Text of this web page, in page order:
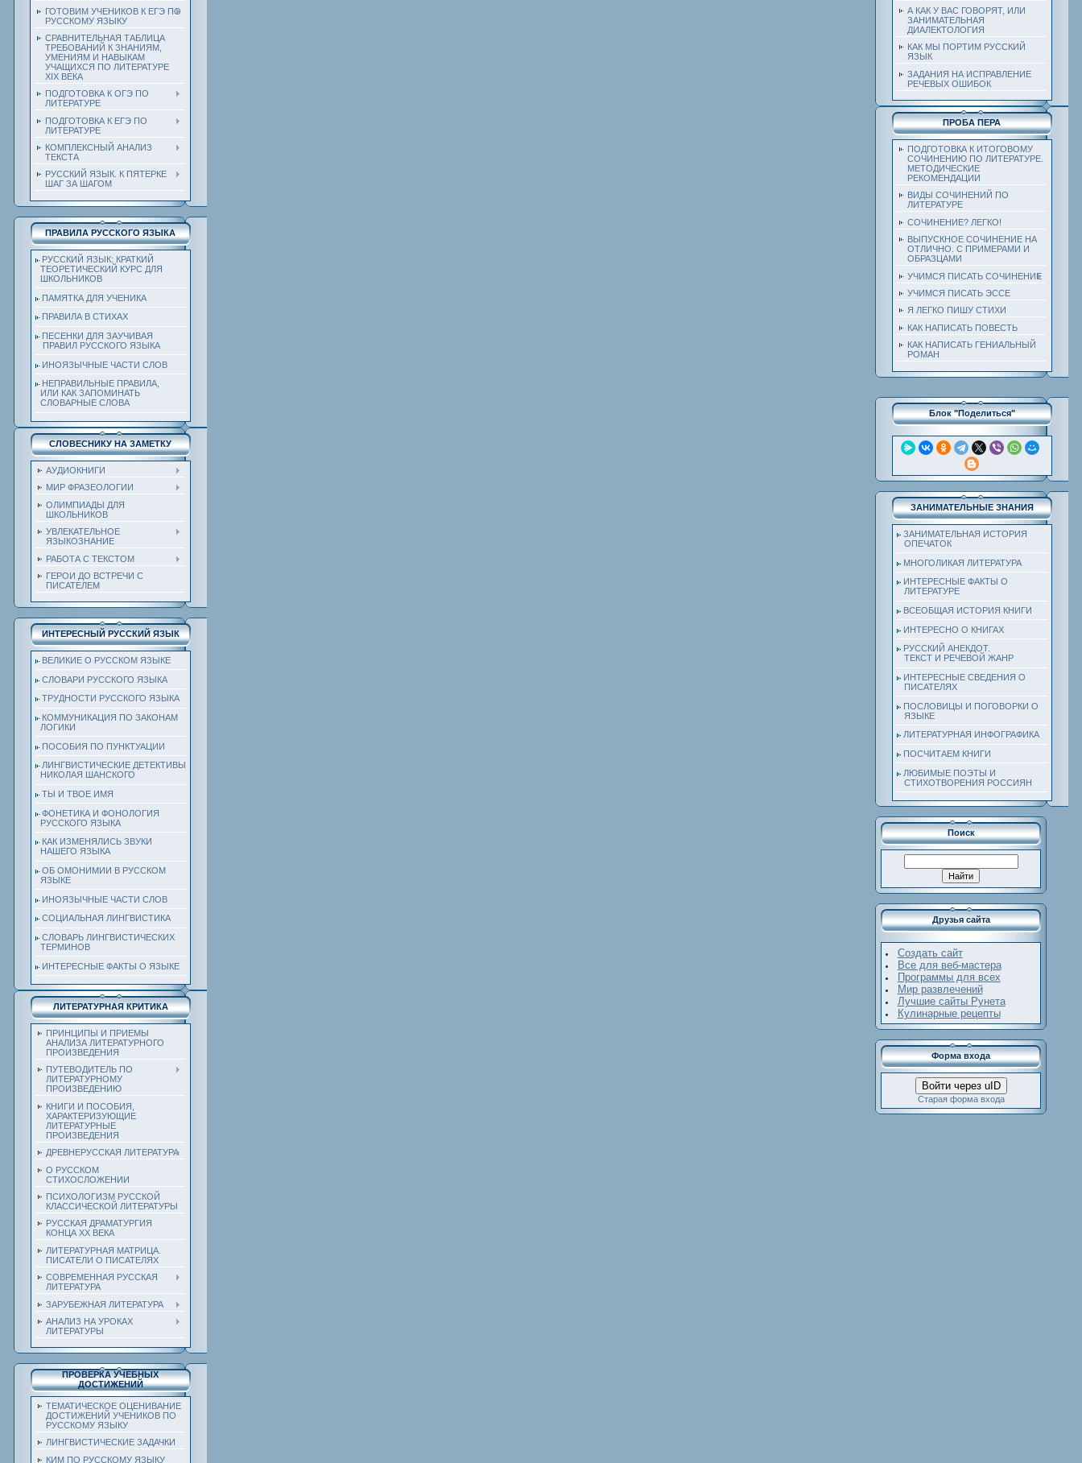
ГОТОВИМ УЧЕНИКОВ К ЕГЭ ПО
РУССКОМУ ЯЗЫКУ
СРАВНИТЕЛЬНАЯ ТАБЛИЦА
ТРЕБОВАНИЙ К ЗНАНИЯМ,
УМЕНИЯМ И НАВЫКАМ
УЧАЩИХСЯ ПО ЛИТЕРАТУРЕ
ХIХ ВЕКА
ПОДГОТОВКА К ОГЭ ПО
ЛИТЕРАТУРЕ
ПОДГОТОВКА К ЕГЭ ПО
ЛИТЕРАТУРЕ
КОМПЛЕКСНЫЙ АНАЛИЗ
ТЕКСТА
РУССКИЙ ЯЗЫК. К ПЯТЕРКЕ
ШАГ ЗА ШАГОМ
ПРАВИЛА РУССКОГО ЯЗЫКА
РУССКИЙ ЯЗЫК: КРАТКИЙ
ТЕОРЕТИЧЕСКИЙ КУРС ДЛЯ
ШКОЛЬНИКОВ
ПАМЯТКА ДЛЯ УЧЕНИКА
ПРАВИЛА В СТИХАХ
ПЕСЕНКИ ДЛЯ ЗАУЧИВАЯ
ПРАВИЛ РУССКОГО ЯЗЫКА
ИНОЯЗЫЧНЫЕ ЧАСТИ СЛОВ
НЕПРАВИЛЬНЫЕ ПРАВИЛА,
ИЛИ КАК ЗАПОМИНАТЬ
СЛОВАРНЫЕ СЛОВА
СЛОВЕСНИКУ НА ЗАМЕТКУ
АУДИОКНИГИ
МИР ФРАЗЕОЛОГИИ
ОЛИМПИАДЫ ДЛЯ
ШКОЛЬНИКОВ
УВЛЕКАТЕЛЬНОЕ
ЯЗЫКОЗНАНИЕ
РАБОТА С ТЕКСТОМ
ГЕРОИ ДО ВСТРЕЧИ С
ПИСАТЕЛЕМ
ИНТЕРЕСНЫЙ РУССКИЙ ЯЗЫК
ВЕЛИКИЕ О РУССКОМ ЯЗЫКЕ
СЛОВАРИ РУССКОГО ЯЗЫКА
ТРУДНОСТИ РУССКОГО ЯЗЫКА
КОММУНИКАЦИЯ ПО ЗАКОНАМ
ЛОГИКИ
ПОСОБИЯ ПО ПУНКТУАЦИИ
ЛИНГВИСТИЧЕСКИЕ ДЕТЕКТИВЫ
НИКОЛАЯ ШАНСКОГО
ТЫ И ТВОЕ ИМЯ
ФОНЕТИКА И ФОНОЛОГИЯ
РУССКОГО ЯЗЫКА
КАК ИЗМЕНЯЛИСЬ ЗВУКИ
НАШЕГО ЯЗЫКА
ОБ ОМОНИМИИ В РУССКОМ
ЯЗЫКЕ
ИНОЯЗЫЧНЫЕ ЧАСТИ СЛОВ
СОЦИАЛЬНАЯ ЛИНГВИСТИКА
СЛОВАРЬ ЛИНГВИСТИЧЕСКИХ
ТЕРМИНОВ
ИНТЕРЕСНЫЕ ФАКТЫ О ЯЗЫКЕ
ЛИТЕРАТУРНАЯ КРИТИКА
ПРИНЦИПЫ И ПРИЕМЫ
АНАЛИЗА ЛИТЕРАТУРНОГО
ПРОИЗВЕДЕНИЯ
ПУТЕВОДИТЕЛЬ ПО
ЛИТЕРАТУРНОМУ
ПРОИЗВЕДЕНИЮ
КНИГИ И ПОСОБИЯ,
ХАРАКТЕРИЗУЮЩИЕ
ЛИТЕРАТУРНЫЕ
ПРОИЗВЕДЕНИЯ
ДРЕВНЕРУССКАЯ ЛИТЕРАТУРА
О РУССКОМ
СТИХОСЛОЖЕНИИ
ПСИХОЛОГИЗМ РУССКОЙ
КЛАССИЧЕСКОЙ ЛИТЕРАТУРЫ
РУССКАЯ ДРАМАТУРГИЯ
КОНЦА ХХ ВЕКА
ЛИТЕРАТУРНАЯ МАТРИЦА.
ПИСАТЕЛИ О ПИСАТЕЛЯХ
СОВРЕМЕННАЯ РУССКАЯ
ЛИТЕРАТУРА
ЗАРУБЕЖНАЯ ЛИТЕРАТУРА
АНАЛИЗ НА УРОКАХ
ЛИТЕРАТУРЫ
ПРОВЕРКА УЧЕБНЫХ
ДОСТИЖЕНИЙ
ТЕМАТИЧЕСКОЕ ОЦЕНИВАНИЕ
ДОСТИЖЕНИЙ УЧЕНИКОВ ПО
РУССКОМУ ЯЗЫКУ
ЛИНГВИСТИЧЕСКИЕ ЗАДАЧКИ
КИМ ПО РУССКОМУ ЯЗЫКУ
А КАК У ВАС ГОВОРЯТ, ИЛИ
ЗАНИМАТЕЛЬНАЯ
ДИАЛЕКТОЛОГИЯ
КАК МЫ ПОРТИМ РУССКИЙ
ЯЗЫК
ЗАДАНИЯ НА ИСПРАВЛЕНИЕ
РЕЧЕВЫХ ОШИБОК
ПРОБА ПЕРА
ПОДГОТОВКА К ИТОГОВОМУ
СОЧИНЕНИЮ ПО ЛИТЕРАТУРЕ.
МЕТОДИЧЕСКИЕ
РЕКОМЕНДАЦИИ
ВИДЫ СОЧИНЕНИЙ ПО
ЛИТЕРАТУРЕ
СОЧИНЕНИЕ? ЛЕГКО!
ВЫПУСКНОЕ СОЧИНЕНИЕ НА
ОТЛИЧНО. С ПРИМЕРАМИ И
ОБРАЗЦАМИ
УЧИМСЯ ПИСАТЬ СОЧИНЕНИЕ
УЧИМСЯ ПИСАТЬ ЭССЕ
Я ЛЕГКО ПИШУ СТИХИ
КАК НАПИСАТЬ ПОВЕСТЬ
КАК НАПИСАТЬ ГЕНИАЛЬНЫЙ
РОМАН
Блок "Поделиться"
ЗАНИМАТЕЛЬНЫЕ ЗНАНИЯ
ЗАНИМАТЕЛЬНАЯ ИСТОРИЯ
ОПЕЧАТОК
МНОГОЛИКАЯ ЛИТЕРАТУРА
ИНТЕРЕСНЫЕ ФАКТЫ О
ЛИТЕРАТУРЕ
ВСЕОБЩАЯ ИСТОРИЯ КНИГИ
ИНТЕРЕСНО О КНИГАХ
РУССКИЙ АНЕКДОТ.
ТЕКСТ И РЕЧЕВОЙ ЖАНР
ИНТЕРЕСНЫЕ СВЕДЕНИЯ О
ПИСАТЕЛЯХ
ПОСЛОВИЦЫ И ПОГОВОРКИ О
ЯЗЫКЕ
ЛИТЕРАТУРНАЯ ИНФОГРАФИКА
ПОСЧИТАЕМ КНИГИ
ЛЮБИМЫЕ ПОЭТЫ И
СТИХОТВОРЕНИЯ РОССИЯН
Поиск
Друзья сайта
Создать сайт
Все для веб-мастера
Программы для всех
Мир развлечений
Лучшие сайты Рунета
Кулинарные рецепты
Форма входа
Войти через uID
Старая форма входа